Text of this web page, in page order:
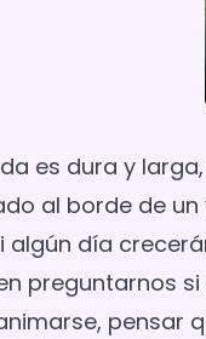
es dura y
al borde de
algún día
preguntarnos
pensar